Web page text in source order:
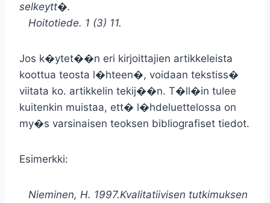
selkeytt�.
Hoitotiede. 1 (3) 11.
Jos k�ytet��n eri kirjoittajien artikkeleista
koottua teosta l�hteen�, voidaan tekstiss�
viitata ko. artikkelin tekij��n. T�ll�in tulee
kuitenkin muistaa, ett� l�hdeluettelossa on
my�s varsinaisen teoksen bibliografiset tiedot.
Esimerkki:
Nieminen, H. 1997.Kvalitatiivisen tutkimuksen